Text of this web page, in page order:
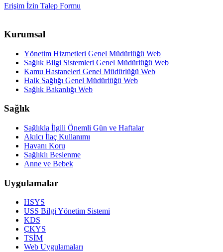
Erişim İzin Talep Formu
Kurumsal
Yönetim Hizmetleri Genel Müdürlüğü Web
Sağlık Bilgi Sistemleri Genel Müdürlüğü Web
Kamu Hastaneleri Genel Müdürlüğü Web
Halk Sağlığı Genel Müdürlüğü Web
Sağlık Bakanlığı Web
Sağlık
Sağlıkla İlgili Önemli Gün ve Haftalar
Akılcı İlaç Kullanımı
Havanı Koru
Sağlıklı Beslenme
Anne ve Bebek
Uygulamalar
HSYS
USS Bilgi Yönetim Sistemi
KDS
ÇKYS
TSİM
Web Uygulamaları